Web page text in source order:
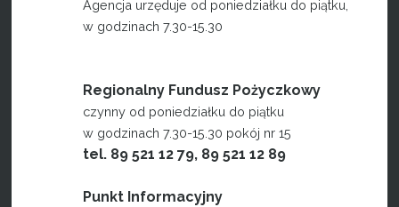
Agencja urzęduje od poniedziałku do piątku,
w godzinach 7.30-15.30
Regionalny Fundusz Pożyczkowy
czynny od poniedziałku do piątku
w godzinach 7.30-15.30 pokój nr 15
tel. 89 521 12 79, 89 521 12 89
Punkt Informacyjny